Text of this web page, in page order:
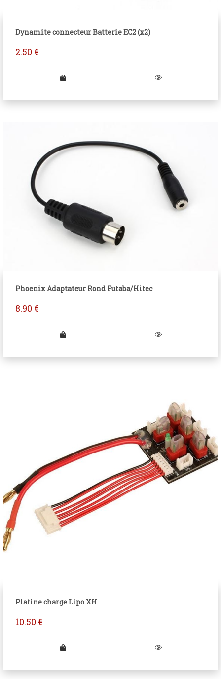
Dynamite connecteur Batterie EC2 (x2)
2.50 €
Phoenix Adaptateur Rond Futaba/Hitec
8.90 €
Platine charge Lipo XH
10.50 €